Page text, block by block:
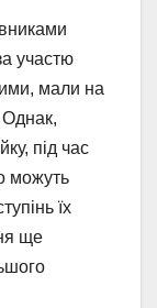
участю
мали на
Однак,
під час
можуть
їх
ще